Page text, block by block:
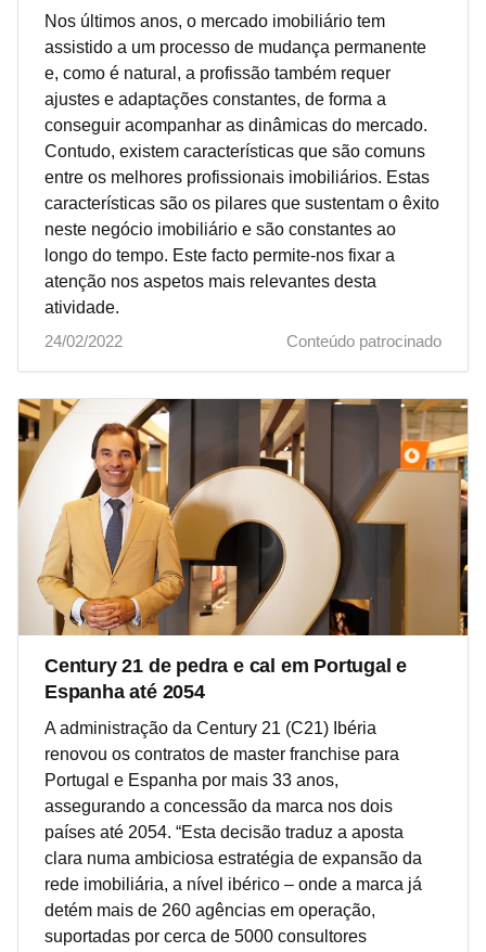
Nos últimos anos, o mercado imobiliário tem
assistido a um processo de mudança permanente
e, como é natural, a profissão também requer
ajustes e adaptações constantes, de forma a
conseguir acompanhar as dinâmicas do mercado.
Contudo, existem características que são comuns
entre os melhores profissionais imobiliários. Estas
características são os pilares que sustentam o êxito
neste negócio imobiliário e são constantes ao
longo do tempo. Este facto permite-nos fixar a
atenção nos aspetos mais relevantes desta
atividade.
24/02/2022
Conteúdo patrocinado
Century 21 de pedra e cal em Portugal e
Espanha até 2054
A administração da Century 21 (C21) Ibéria
renovou os contratos de master franchise para
Portugal e Espanha por mais 33 anos,
assegurando a concessão da marca nos dois
países até 2054. “Esta decisão traduz a aposta
clara numa ambiciosa estratégia de expansão da
rede imobiliária, a nível ibérico – onde a marca já
detém mais de 260 agências em operação,
suportadas por cerca de 5000 consultores